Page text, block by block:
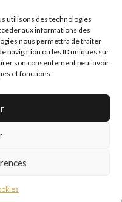
utilisons des technologies
aux informations des
nous permettra de traiter
navigation ou les ID uniques sur
son consentement peut avoir
et fonctions.
Developed by